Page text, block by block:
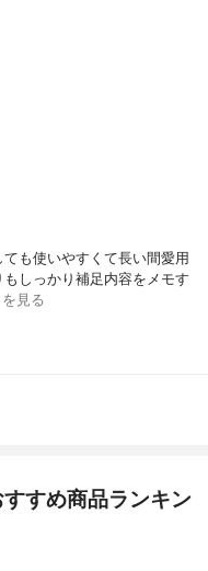
も使いやすくて長い間愛用
しっかり補足内容をメモす
見る
すめ商品ランキン